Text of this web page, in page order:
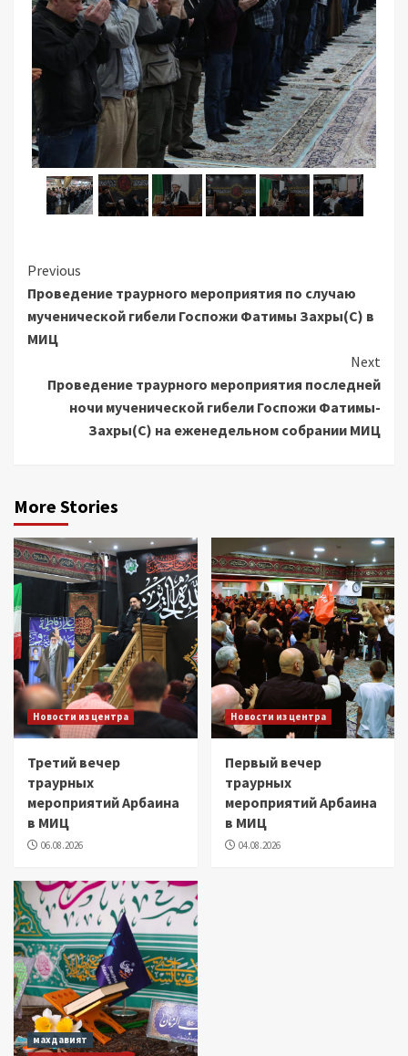
Continue
Reading
Previous
Проведение траурного мероприятия по случаю
мученической гибели Госпожи Фатимы Захры(С) в
МИЦ
Next
Проведение траурного мероприятия последней
ночи мученической гибели Госпожи Фатимы-
Захры(С) на еженедельном собрании МИЦ
More Stories
Новости из центра
Третий вечер
траурных
мероприятий Арбаина
в МИЦ
06.08.2026
Новости из центра
Первый вечер
траурных
мероприятий Арбаина
в МИЦ
04.08.2026
махдавият